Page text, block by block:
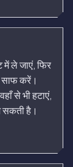
में ले जाएं, फिर
करें।
से भी हटाएं,
सकती है।